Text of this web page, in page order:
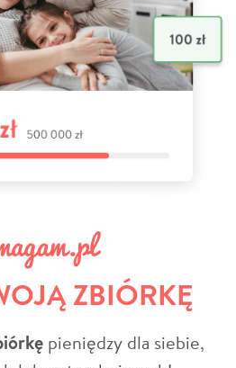
ZBIÓRKĘ
pieniędzy dla siebie,